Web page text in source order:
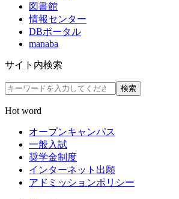
図書館
情報センター
DBポータル
manaba
サイト内検索
検索
Hot word
オープンキャンパス
一般入試
奨学金制度
インターネット出願
アドミッションポリシー